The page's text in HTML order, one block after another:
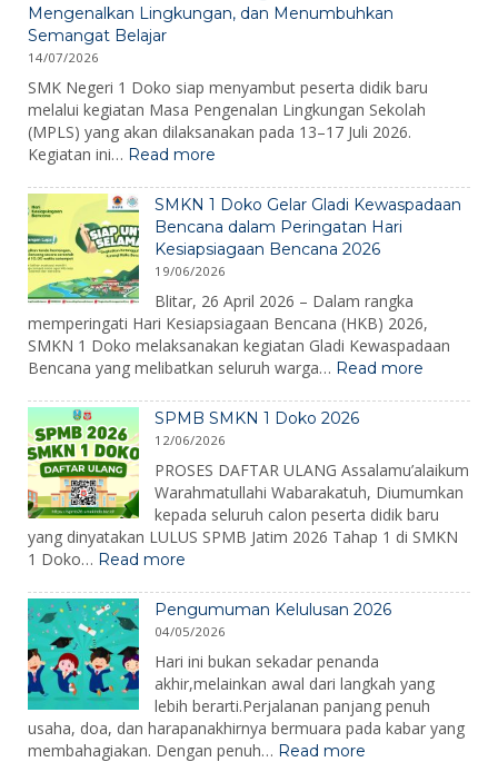
Mengenalkan Lingkungan, dan Menumbuhkan
Semangat Belajar
14/07/2026
SMK Negeri 1 Doko siap menyambut peserta didik baru
melalui kegiatan Masa Pengenalan Lingkungan Sekolah
(MPLS) yang akan dilaksanakan pada 13–17 Juli 2026.
Kegiatan ini… Read more
Ramah
2026:
Membangun
Karakter,
Mengenalkan
Lingkungan,
dan
Menumbuhkan
Semangat
Belajar
SMKN 1 Doko Gelar Gladi Kewaspadaan
Bencana dalam Peringatan Hari
Kesiapsiagaan Bencana 2026
19/06/2026
Blitar, 26 April 2026 – Dalam rangka
memperingati Hari Kesiapsiagaan Bencana (HKB) 2026,
SMKN 1 Doko melaksanakan kegiatan Gladi Kewaspadaan
Bencana yang melibatkan seluruh warga… Read more
1
Gladi
dalam
SPMB SMKN 1 Doko 2026
12/06/2026
PROSES DAFTAR ULANG Assalamu’alaikum
Warahmatullahi Wabarakatuh, Diumumkan
kepada seluruh calon peserta didik baru
yang dinyatakan LULUS SPMB Jatim 2026 Tahap 1 di SMKN
1 Doko… Read more
SMKN
1
Doko
2026
Pengumuman Kelulusan 2026
04/05/2026
Hari ini bukan sekadar penanda
akhir,melainkan awal dari langkah yang
lebih berarti.Perjalanan panjang penuh
usaha, doa, dan harapanakhirnya bermuara pada kabar yang
membahagiakan. Dengan penuh… Read more